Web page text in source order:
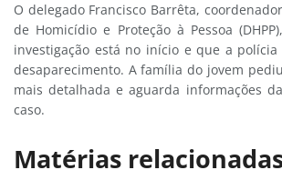
O delegado Francisco Barrêta,
de Homicídio e Proteção à Pessoa
investigação está no início e que a
desaparecimento. A família do jovem
mais detalhada e aguarda informações
caso.
Matérias